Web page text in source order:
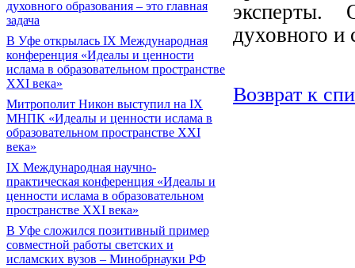
духовного образования – это главная
задача
В Уфе открылась IX Международная
конференция «Идеалы и ценности
ислама в образовательном пространстве
XXI века»
Митрополит Никон выступил на IX
МНПК «Идеалы и ценности ислама в
образовательном пространстве XXI
века»
IX Международная научно-
практическая конференция «Идеалы и
ценности ислама в образовательном
пространстве XXI века»
В Уфе сложился позитивный пример
совместной работы светских и
исламских вузов – Минобрнауки РФ
эксперты.
духовного и
Возврат к